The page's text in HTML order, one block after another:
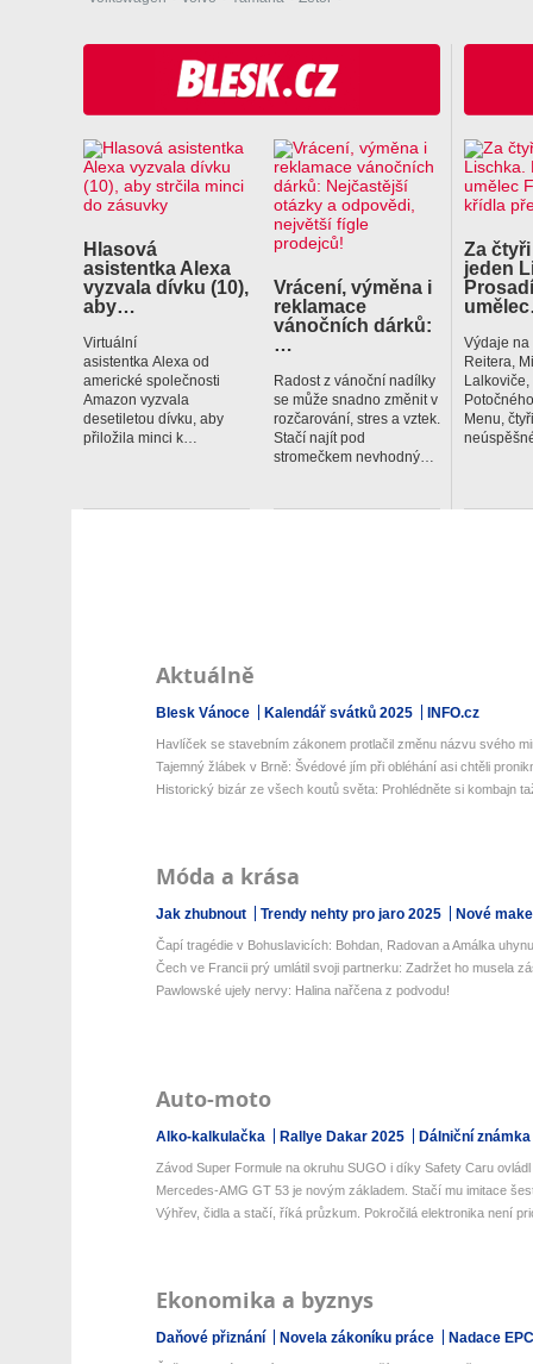
Hlasová
asistentka Alexa
vyzvala dívku (10),
aby…
Virtuální
asistentka Alexa od
americké společnosti
Amazon vyzvala
desetiletou dívku, aby
přiložila minci k…
Vrácení, výměna i
reklamace
vánočních dárků:
…
Radost z vánoční nadílky
se může snadno změnit v
rozčarování, stres a vztek.
Stačí najít pod
stromečkem nevhodný…
Za
jeden
Výdaje na
Reitera,
Menu,
Aktuálně
Blesk Vánoce Kalendář svátků 2025 INFO.cz
Havlíček se stavebním zákonem protlačil změnu názvu svého
Tajemný žlábek v Brně: Švédové jím při obléhání asi chtěli
Historický bizár ze všech koutů světa: Prohlédněte si kombajn
Móda a krása
Jak zhubnout Trendy nehty pro jaro 2025 Nové
Čapí tragédie v Bohuslavicích: Bohdan, Radovan a Amálka
Čech ve Francii prý umlátil svoji partnerku: Zadržet ho musela
Pawlowské ujely nervy: Halina nařčena z podvodu!
Auto-moto
Alko-kalkulačka Rallye Dakar 2025 Dálniční
Závod Super Formule na okruhu SUGO i díky Safety Caru
Mercedes-AMG GT 53 je novým základem. Stačí mu imitace
Výhřev, čidla a stačí, říká průzkum. Pokročilá elektronika není
Ekonomika a byznys
Daňové přiznání Novela zákoníku práce Nadace